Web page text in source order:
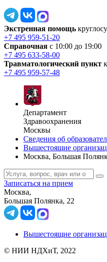
Экстренная помощь
+7 495 959-51-20
Справочная с 10:00 до 19:00
+7 495 633-58-00
Травматологический пункт
+7 495 959-57-48
Департамент
Здравоохранения
Москвы
Сведения об
Вышестоящие
Москва, Большая
Записаться на прием
Москва,
Большая Полянка, 22
Вышестоящие
© НИИ НДХиТ, 2022